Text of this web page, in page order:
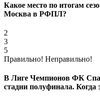
Какое место по итогам
Москва в РФПЛ?
2
3
5
Правильно! Неправильно!
В Лиге Чемпионов ФК
стадии полуфинала. Когда